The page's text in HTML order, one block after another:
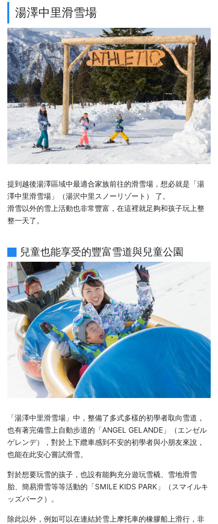
湯澤中里滑雪場
提到越後湯澤區域中最適合家族前往的滑雪場，想必就是「湯
澤中里滑雪場」（湯沢中里スノーリゾート） 了。
滑雪以外的雪上活動也非常豐富，在這裡就足夠和孩子玩上整
整一天了。
兒童也能享受的豐富雪道與兒童公園
「湯澤中里滑雪場」中，整備了多式多樣的初學者取向雪道，
也有著完備雪上自動步道的「ANGEL GELANDE」（エンゼル
ゲレンデ），對於上下纜車感到不安的初學者與小朋友來說，
也能在此安心嘗試滑雪。
對於想要玩雪的孩子，也設有能夠充分遊玩雪橇、雪地滑雪
胎、簡易滑雪等等活動的「SMILE KIDS PARK」（スマイルキ
ッズパーク）。
除此以外，例如可以在連結於雪上摩托車的橡膠船上滑行，非